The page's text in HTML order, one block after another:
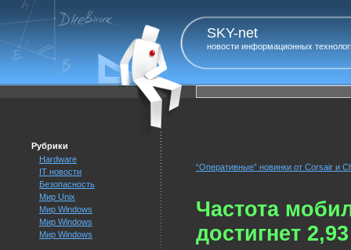
SKY-net
новости информационных
Рубрики
Hardware
IT новости
Безопасность
Мир Unix
Мир Windows
Мир Windows
Мир Windows
“Оперативные” новинки от Corsair и
Частота
достигнет